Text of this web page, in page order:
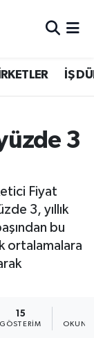
İŞ
3
Fiyat
3, yıllık
bu
ortalamalara
15
GÖSTERIM